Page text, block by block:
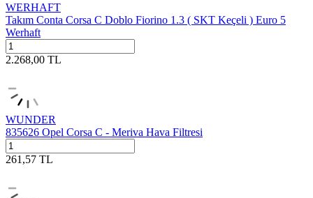
WERHAFT
Takım Conta Corsa C Doblo Fiorino 1.3 ( SKT Keçeli ) Euro 5
Werhaft
2.268,00 TL
WUNDER
835626 Opel Corsa C - Meriva Hava Filtresi
261,57 TL